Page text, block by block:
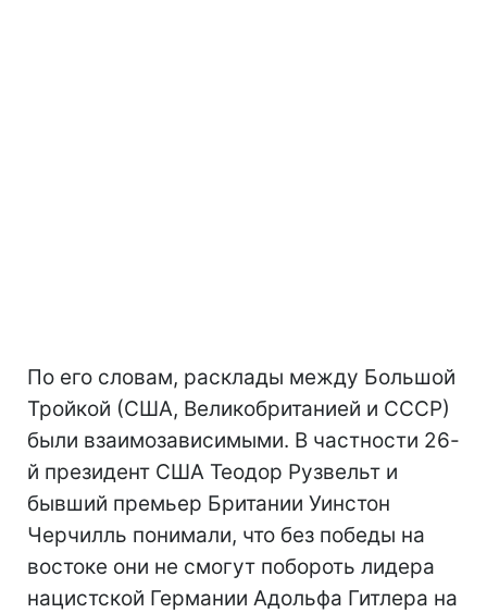
По его словам, расклады между Большой
Тройкой (США, Великобританией и СССР)
были взаимозависимыми. В частности 26-
й президент США Теодор Рузвельт и
бывший премьер Британии Уинстон
Черчилль понимали, что без победы на
востоке они не смогут побороть лидера
нацистской Германии Адольфа Гитлера на